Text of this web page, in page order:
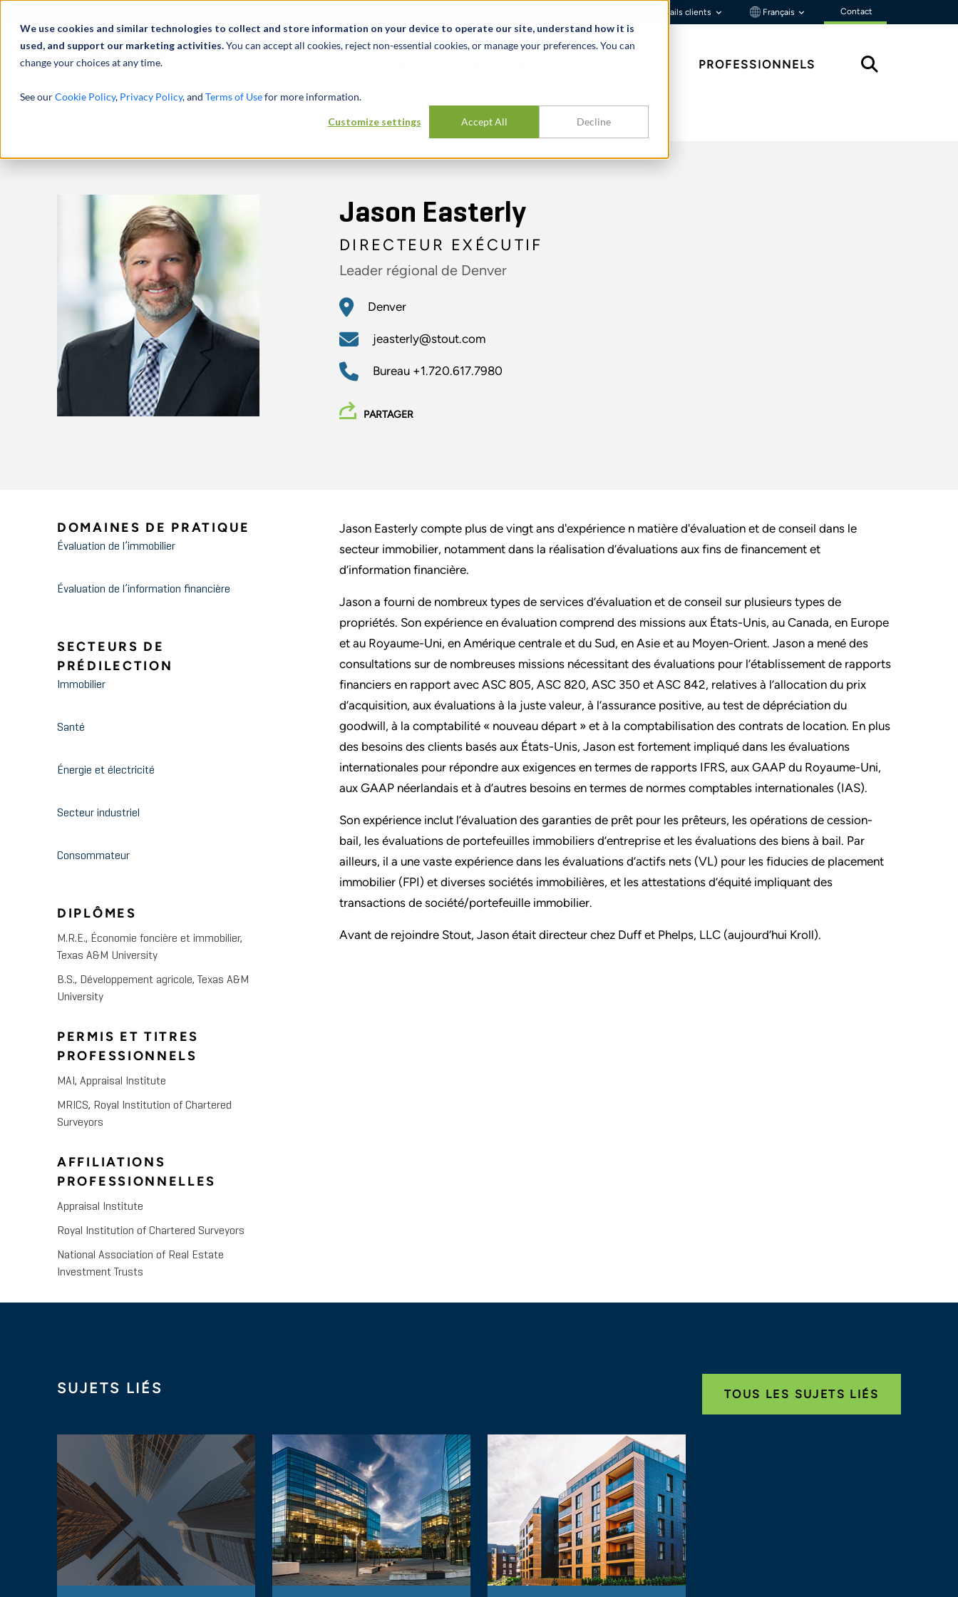
We use cookies and similar technologies to collect and store information on your device to operate our site, understand how it is
used, and support our marketing activities.You can accept all cookies, reject non-essential cookies, or manage your preferences. You can
change your choices at any time.
See ourCookie Policy, Privacy Policy, and Terms of Usefor more information.
Customize settings Accept All Decline
Portails clients Français Contact
PROFESSIONNELS
Jason Easterly
DIRECTEUR EXÉCUTIF
Leader régional de Denver
Denver
jeasterly@stout.com
Bureau +1.720.617.7980
PARTAGER
Jason Easterly compte plus de vingt ans d'expérience n matière d'évaluation et de conseil dans le
secteur immobilier, notamment dans la réalisation d’évaluations aux fins de financement et
d’information financière.
Jason a fourni de nombreux types de services d’évaluation et de conseil sur plusieurs types de
propriétés. Son expérience en évaluation comprend des missions aux États-Unis, au Canada, en Europe
et au Royaume-Uni, en Amérique centrale et du Sud, en Asie et au Moyen-Orient. Jason a mené des
consultations sur de nombreuses missions nécessitant des évaluations pour l’établissement de rapports
financiers en rapport avec ASC 805, ASC 820, ASC 350 et ASC 842, relatives à l’allocation du prix
d’acquisition, aux évaluations à la juste valeur, à l’assurance positive, au test de dépréciation du
goodwill, à la comptabilité « nouveau départ » et à la comptabilisation des contrats de location. En plus
des besoins des clients basés aux États-Unis, Jason est fortement impliqué dans les évaluations
internationales pour répondre aux exigences en termes de rapports IFRS, aux GAAP du Royaume-Uni,
aux GAAP néerlandais et à d’autres besoins en termes de normes comptables internationales (IAS).
Son expérience inclut l’évaluation des garanties de prêt pour les prêteurs, les opérations de cession-
bail, les évaluations de portefeuilles immobiliers d’entreprise et les évaluations des biens à bail. Par
ailleurs, il a une vaste expérience dans les évaluations d’actifs nets (VL) pour les fiducies de placement
immobilier (FPI) et diverses sociétés immobilières, et les attestations d’équité impliquant des
transactions de société/portefeuille immobilier.
Avant de rejoindre Stout, Jason était directeur chez Duff et Phelps, LLC (aujourd’hui Kroll).
DOMAINES DE PRATIQUE
Évaluation de l’immobilier
Évaluation de l’information financière
SECTEURS DE
PRÉDILECTION
Immobilier
Santé
Énergie et électricité
Secteur industriel
Consommateur
DIPLÔMES
M.R.E., Économie foncière et immobilier,
Texas A&M University
B.S., Développement agricole, Texas A&M
University
PERMIS ET TITRES
PROFESSIONNELS
MAI, Appraisal Institute
MRICS, Royal Institution of Chartered
Surveyors
AFFILIATIONS
PROFESSIONNELLES
Appraisal Institute
Royal Institution of Chartered Surveyors
National Association of Real Estate
Investment Trusts
SUJETS LIÉS TOUS LES SUJETS LIÉS